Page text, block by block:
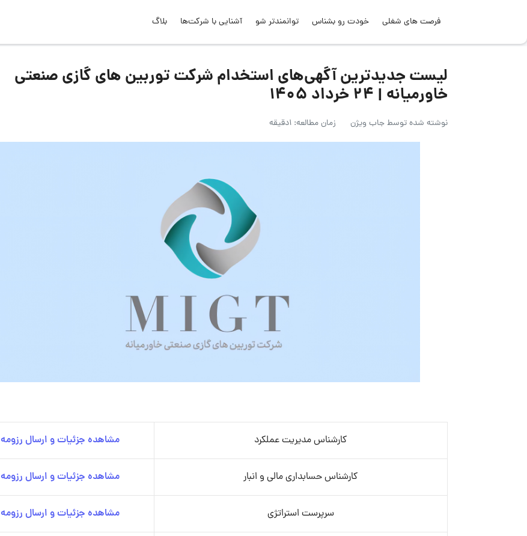
فرصت های شغلی خودت رو بشناس توانمندتر شو آشنایی با شرکت‌ها بلاگ
لیست جدیدترین آگهی‌های استخدام شرکت توربین های گازی صنعتی
خاورمیانه | ۲۴ خرداد ۱۴۰۵
نوشته شده توسطجاب ویژن زمان مطالعه: 1دقیقه
کارشناس مدیریت عملکرد مشاهده جزئیات و ارسال رزومه
کارشناس حسابداری مالی و انبار مشاهده جزئیات و ارسال رزومه
سرپرست استراتژی مشاهده جزئیات و ارسال رزومه